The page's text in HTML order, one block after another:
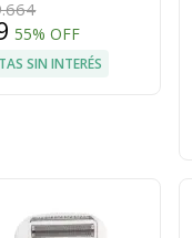
55% OFF
SIN INTERÉS